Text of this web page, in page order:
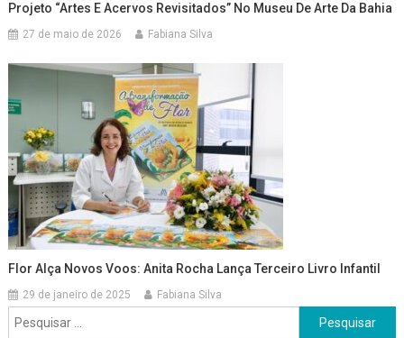
Projeto “Artes E Acervos Revisitados” No Museu De Arte Da Bahia
27 de maio de 2026 Fabiana Silva
Flor Alça Novos Voos: Anita Rocha Lança Terceiro Livro Infantil
29 de janeiro de 2025 Fabiana Silva
Pesquisar